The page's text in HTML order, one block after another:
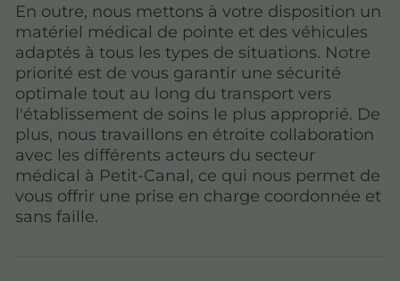
En outre, nous mettons à votre disposition un
matériel médical de pointe et des véhicules
adaptés à tous les types de situations. Notre
priorité est de vous garantir une sécurité
optimale tout au long du transport vers
l'établissement de soins le plus approprié. De
plus, nous travaillons en étroite collaboration
avec les différents acteurs du secteur
médical à Petit-Canal, ce qui nous permet de
vous offrir une prise en charge coordonnée et
sans faille.